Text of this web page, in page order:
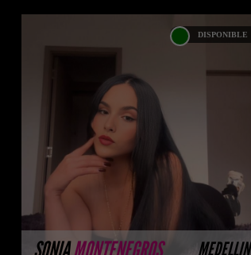
SONIAMONTENEGROS MEDELLIN
DISPONIBLE
SONIA
MONTENEGROS
Próximamente.... Algunas de nuestras
modelos aún no tienen imágenes
disponibles en la web porque están
completando su sesión ...
MÁS INFORMACIÓN